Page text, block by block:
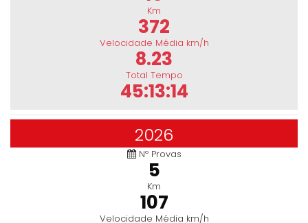
Km
372
Velocidade Média km/h
8.23
Total Tempo
45:13:14
2026
Nº Provas
5
Km
107
Velocidade Média km/h